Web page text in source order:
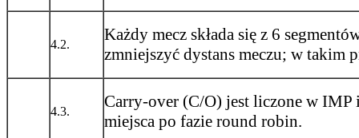
4.2.
Każdy mecz składa się z 6
zmniejszyć dystans meczu; w takim
4.3.
Carry-over (C/O) jest liczone w IMP
miejsca po fazie round robin.